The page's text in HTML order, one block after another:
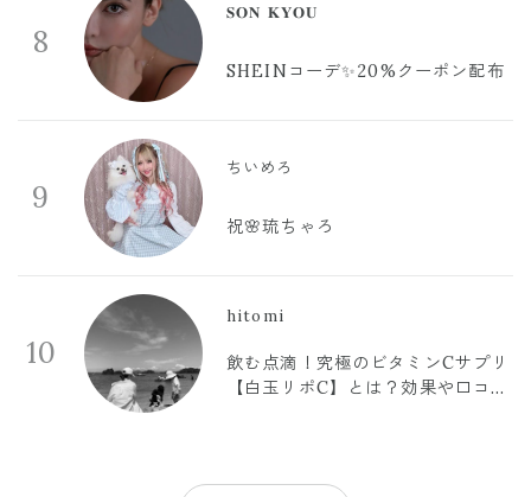
8
𝐒𝐎𝐍 𝐊𝐘𝐎𝐔
SHEINコーデ✨20%クーポン配布
9
ちいめろ
祝🌸琉ちゃろ
10
hitomi
飲む点滴！究極のビタミンCサプリ
【白玉リポC】とは？効果や口コミ